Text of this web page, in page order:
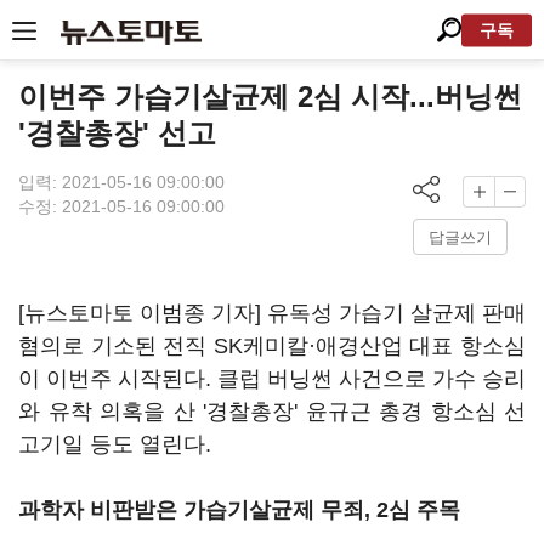
구독
이번주 가습기살균제 2심 시작...버닝썬
'경찰총장' 선고
입력: 2021-05-16 09:00:00
수정: 2021-05-16 09:00:00
답글쓰기
[뉴스토마토 이범종 기자] 유독성 가습기 살균제 판매
혐의로 기소된 전직 SK케미칼·애경산업 대표 항소심
이 이번주 시작된다. 클럽 버닝썬 사건으로 가수 승리
와 유착 의혹을 산 '경찰총장' 윤규근 총경 항소심 선
고기일 등도 열린다.
과학자 비판받은 가습기살균제 무죄, 2심 주목